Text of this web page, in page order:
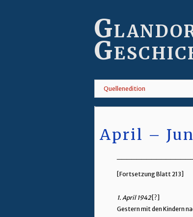
Quellenedition
April –
[Fortsetzung Blatt 213]
1. April 1942 [?]
Gestern mit den Kindern